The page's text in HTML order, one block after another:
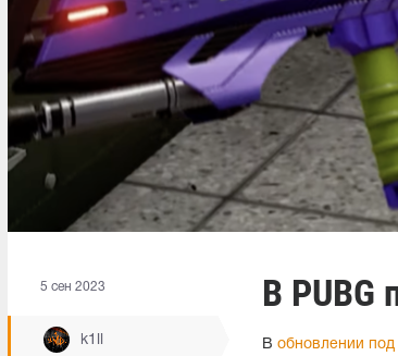
5 сен 2023
k1ll
В PUBG
В обновлении